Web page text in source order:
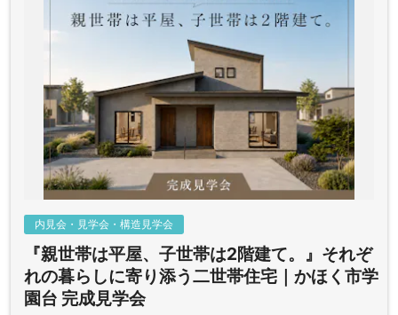
内見会・見学会・構造見学会
『親世帯は平屋、子世帯は2階建て。』それぞ
れの暮らしに寄り添う二世帯住宅｜かほく市学
園台 完成見学会